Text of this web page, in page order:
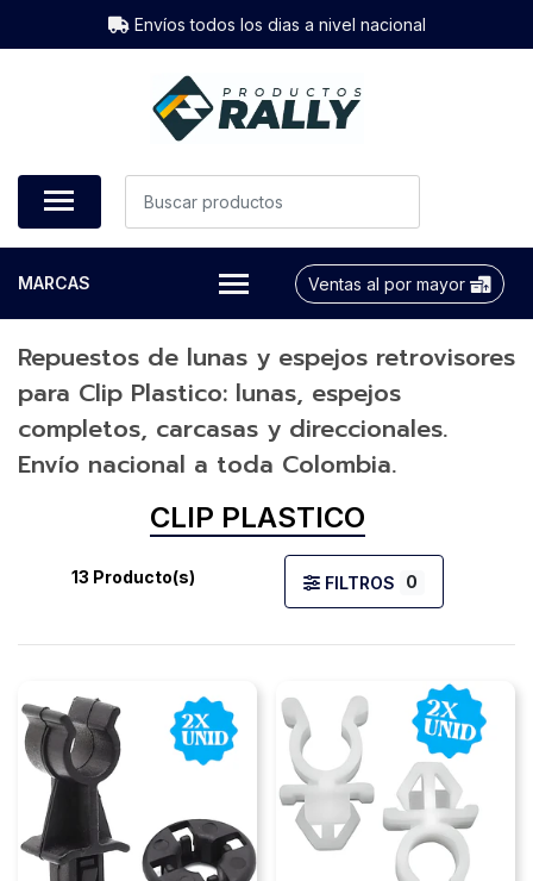
Envíos todos los dias a nivel nacional
MARCAS Ventas al por mayor
Repuestos de lunas y espejos retrovisores
para Clip Plastico: lunas, espejos
completos, carcasas y direccionales.
Envío nacional a toda Colombia.
CLIP PLASTICO
13 Producto(s) FILTROS 0